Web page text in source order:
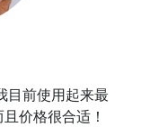
目前使用起来最
价格很合适！